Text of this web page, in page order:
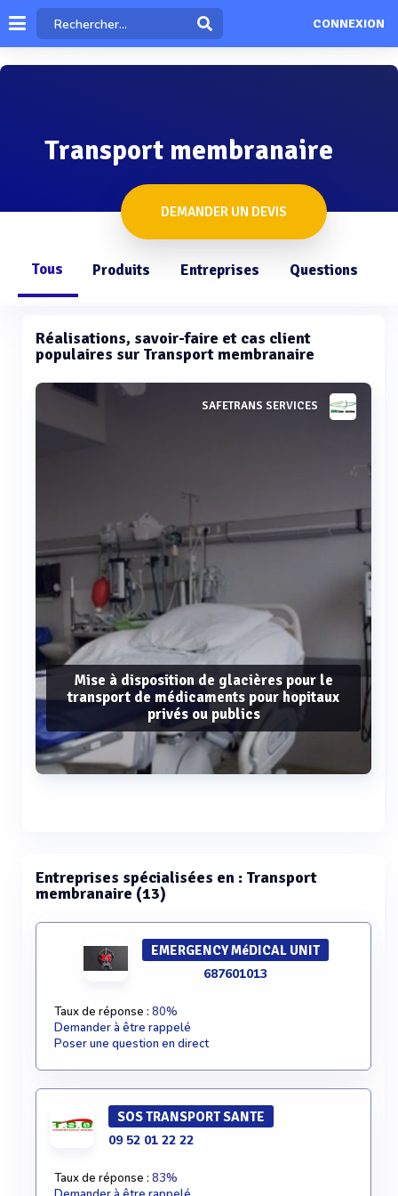
CONNEXION
Transport membranaire
DEMANDER UN DEVIS
Tous Produits Entreprises Questions
Réalisations, savoir-faire et cas client
populaires sur Transport membranaire
SAFETRANS SERVICES
Mise à disposition de glacières pour le
transport de médicaments pour hopitaux
privés ou publics
Entreprises spécialisées en : Transport
membranaire (13)
EMERGENCY MéDICAL UNIT
687601013
Taux de réponse : 80%
Demander à être rappelé
Poser une question en direct
SOS TRANSPORT SANTE
09 52 01 22 22
Taux de réponse : 83%